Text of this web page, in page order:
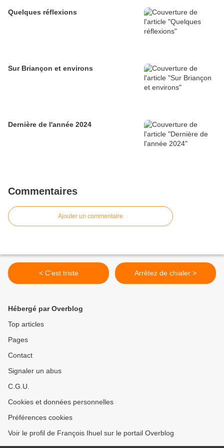
Quelques réflexions
Sur Briançon et environs
Dernière de l'année 2024
Commentaires
Ajouter un commentaire
< C'est triste Arrêtez de chialer >
Hébergé par Overblog
Top articles
Pages
Contact
Signaler un abus
C.G.U.
Cookies et données personnelles
Préférences cookies
Voir le profil de François Ihuel sur le portail Overblog